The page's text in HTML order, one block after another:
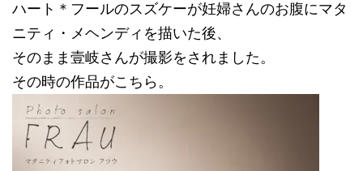
ハート＊フールのスズケーが妊婦さんのお腹にマタ
ニティ・メヘンディを描いた後、
そのまま壹岐さんが撮影をされました。
その時の作品がこちら。